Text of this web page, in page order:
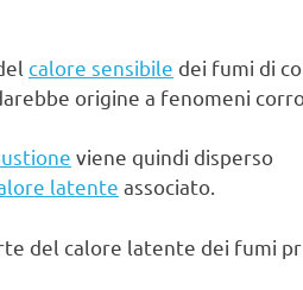
calore sensibile dei fumi di
origine a fenomeni
viene quindi disperso
latente associato.
del calore latente dei fumi